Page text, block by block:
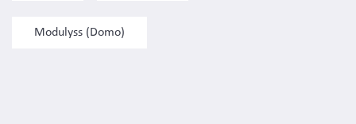
Modulyss (Domo)